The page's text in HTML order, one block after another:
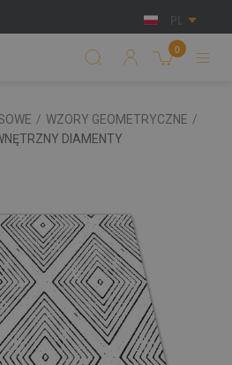
PL
0
/ WZORY GEOMETRYCZNE /
DIAMENTY